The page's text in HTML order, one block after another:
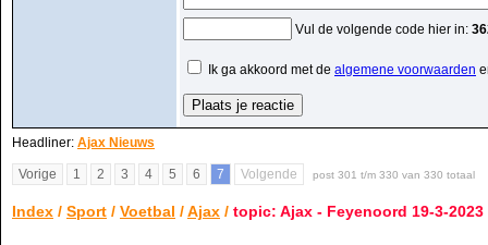
Vul de volgende code hier in:
Ik ga akkoord met de algemene voorwaarden
Headliner: Ajax Nieuws
Vorige 1 2 3 4 5 6 7 Volgende post 301 t/m 330 van 330 totaal
Index / Sport / Voetbal /Ajax / topic: Ajax - Feyenoord 19-3-2023